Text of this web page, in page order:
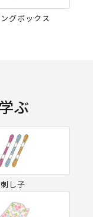
グボックス
ぶ
刺し子